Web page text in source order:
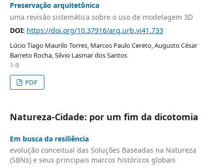
Preservação arquitetônica
uma revisão sistemática sobre o uso de modelagem 3D
DOI: https://doi.org/10.37916/arq.urb.vi41.733
Lúcio Tiago Maurilo Torres, Marcos Paulo Cereto, Augusto César
Barreto Rocha, Silvio Lasmar dos Santos
1-9
PDF
Natureza-Cidade: por um fim da dicotomia
Em busca da resiliência
evolução conceitual das Soluções Baseadas na Natureza
(SBNs) e seus principais marcos históricos globais